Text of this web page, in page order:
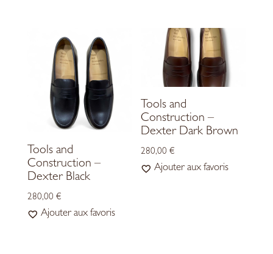
Tools and
Construction –
Dexter Black
280,00 €
Ajouter aux favoris
Tools and
Construction –
Dexter Dark Brown
280,00€
Ajouter aux favoris